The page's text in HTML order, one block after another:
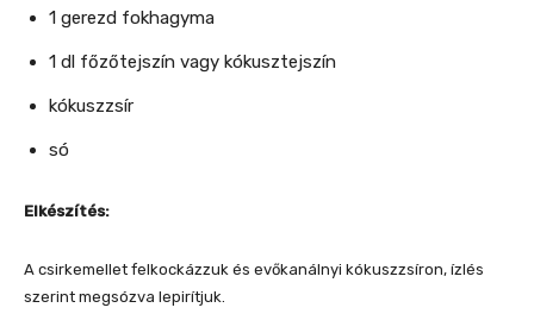
1 gerezd fokhagyma
1 dl főzőtejszín vagy kókusztejszín
kókuszzsír
só
Elkészítés:
A csirkemellet felkockázzuk és evőkanálnyi kókuszzsíron, ízlés
szerint megsózva lepirítjuk.